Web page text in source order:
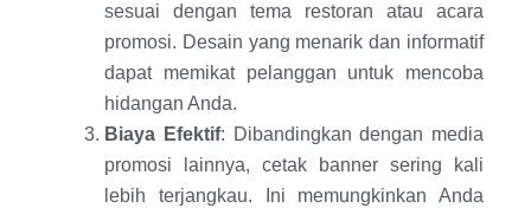
sesuai dengan tema restoran atau acara
promosi. Desain yang menarik dan informatif
dapat memikat pelanggan untuk mencoba
hidangan Anda.
Biaya Efektif: Dibandingkan dengan media
promosi lainnya, cetak banner sering kali
lebih terjangkau. Ini memungkinkan Anda